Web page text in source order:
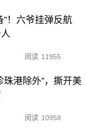
”！六爷挂弹反航
阅读 11955
珠港除外”，撕开美
阅读 10958